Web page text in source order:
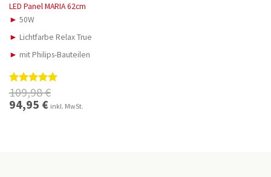
LED Panel MARIA 62cm
► 50W
► Lichtfarbe Relax True
► mit Philips-Bauteilen
Bewertet
mit 5.00
von 5
109,98€
Ursprünglicher
Preis
94,95 €Aktueller
Preis
inkl. MwSt.